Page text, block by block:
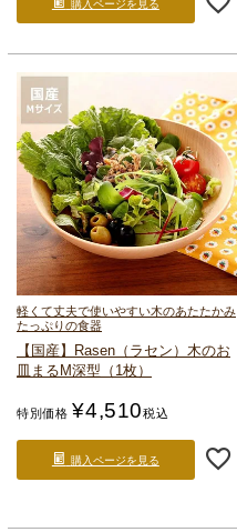
購入ページを見る
軽くて丈夫で使いやすい木のあたたかみ
たっぷりの食器
【国産】Rasen（ラセン） 木のお
皿 まるM深型（1枚）
特別価格 ¥4,510税込
購入ページを見る